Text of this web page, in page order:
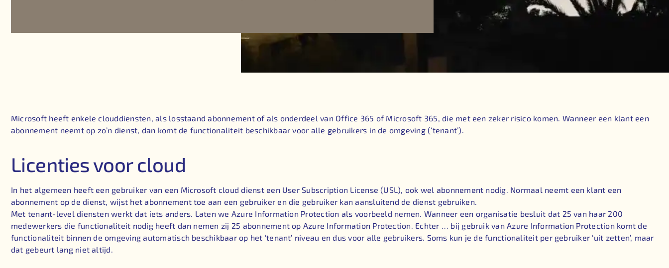
Microsoft heeft enkele clouddiensten, als losstaand abonnement of als onderdeel van Office 365 of Microsoft 365, die met een zeker risico komen. Wanneer een klant een
abonnement neemt op zo’n dienst, dan komt de functionaliteit beschikbaar voor alle gebruikers in de omgeving (‘tenant’).
Licenties voor cloud
In het algemeen heeft een gebruiker van een Microsoft cloud dienst een User Subscription License (USL), ook wel abonnement nodig. Normaal neemt een klant een
abonnement op de dienst, wijst het abonnement toe aan een gebruiker en die gebruiker kan aansluitend de dienst gebruiken.
Met tenant-level diensten werkt dat iets anders. Laten we Azure Information Protection als voorbeeld nemen. Wanneer een organisatie besluit dat 25 van haar 200
medewerkers die functionaliteit nodig heeft dan nemen zij 25 abonnement op Azure Information Protection. Echter … bij gebruik van Azure Information Protection komt de
functionaliteit binnen de omgeving automatisch beschikbaar op het ‘tenant’ niveau en dus voor alle gebruikers. Soms kun je de functionaliteit per gebruiker ‘uit zetten’, maar
dat gebeurt lang niet altijd.